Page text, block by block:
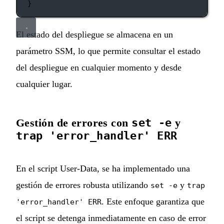
}
El estado del despliegue se almacena en un
parámetro SSM, lo que permite consultar el estado
del despliegue en cualquier momento y desde
cualquier lugar.
Gestión de errores con set -e y
trap 'error_handler' ERR
En el script User-Data, se ha implementado una
gestión de errores robusta utilizando set -e y trap
'error_handler' ERR. Este enfoque garantiza que
el script se detenga inmediatamente en caso de error